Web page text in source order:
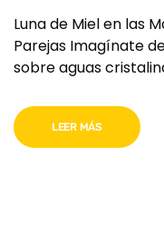
Luna de Miel en las
Parejas Imagínate
sobre aguas
LEER MÁS